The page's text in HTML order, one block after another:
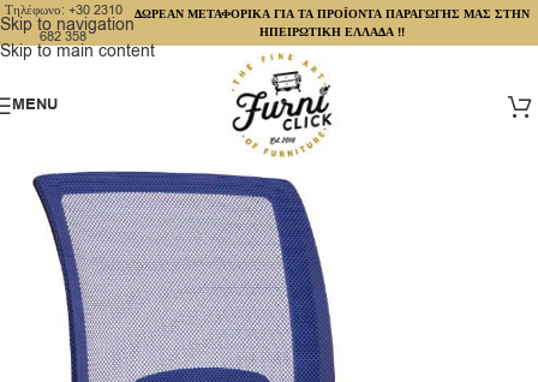
Skip to navigation
Skip to main content
Τηλέφωνο: +30 2310
682 358
ΔΩΡΕΑΝ ΜΕΤΑΦΟΡΙΚΑ ΓΙΑ ΤΑ ΠΡΟΪΟΝΤΑ ΠΑΡΑΓΩΓΗΣ ΜΑΣ ΣΤΗΝ
ΗΠΕΙΡΩΤΙΚΗ ΕΛΛΑΔΑ !!
MENU